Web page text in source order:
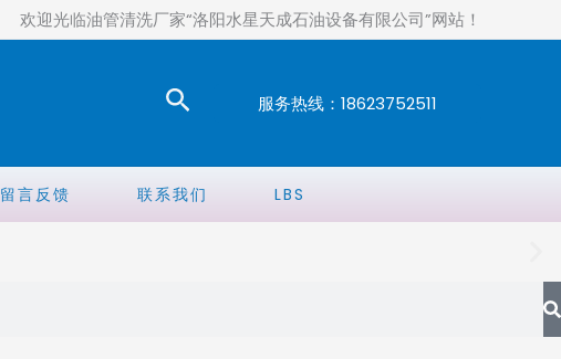
欢迎光临油管清洗厂家“洛阳水星天成石油设备有限公司”网站！
搜
服务热线：18623752511
留言反馈 联系我们 LBS